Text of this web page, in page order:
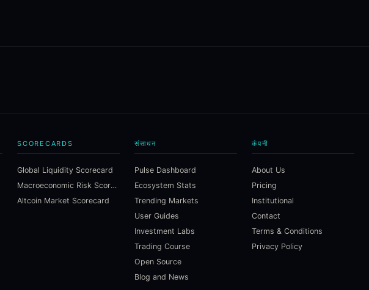
SCORECARDS
Global Liquidity Scorecard
Macroeconomic Risk Scorecard
Altcoin Market Scorecard
संसाधन
Pulse Dashboard
Ecosystem Stats
Trending Markets
User Guides
Investment Labs
Trading Course
Open Source
Blog and News
कंपनी
About Us
Pricing
Institutional
Contact
Terms & Conditions
Privacy Policy